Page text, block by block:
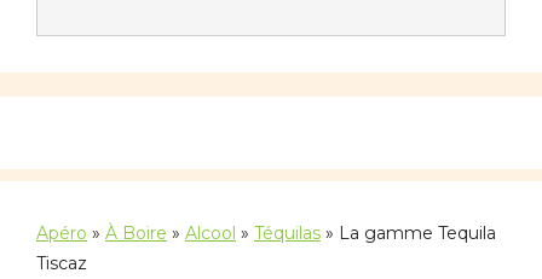
Apéro » À Boire » Alcool » Téquilas » La gamme Tequila
Tiscaz